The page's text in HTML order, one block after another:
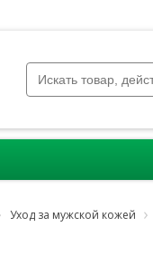
Уход за мужской кожей